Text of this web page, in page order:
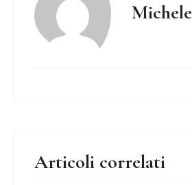
Michele
Articoli correlati